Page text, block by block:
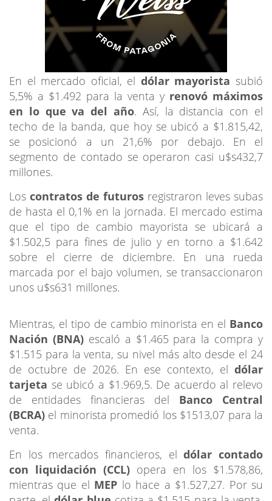
En el mercado oficial, el dólar mayorista subió
5,5% a $1.492 para la venta y renovó máximos
en lo que va del año. Así, la distancia con el
techo de la banda, que hoy se ubicó a $1.815,42,
se posicionó a un 21,6% por debajo. En el
segmento de contado se operaron casi u$s432,7
millones.
Los contratos de futuros registraron leves subas
de hasta el 0,1% en la jornada. El mercado estima
que el tipo de cambio mayorista se ubicará a
$1.502,5 para fines de julio y en torno a $1.642
sobre el cierre de diciembre. En una rueda
marcada por el bajo volumen, se transaccionaron
unos u$s631 millones.
Mientras, el tipo de cambio minorista en el Banco
Nación (BNA) escaló a $1.465 para la compra y
$1.515 para la venta, su nivel más alto desde el 24
de octubre de 2026. En ese contexto, el dólar
tarjeta se ubicó a $1.969,5. De acuerdo al relevo
de entidades financieras del Banco Central
(BCRA) el minorista promedió los $1513,07 para la
venta.
En los mercados financieros, eldólar contado
con liquidación (CCL) opera en los $1.578,86,
mientras que el MEP lo hace a $1.527,27. Por su